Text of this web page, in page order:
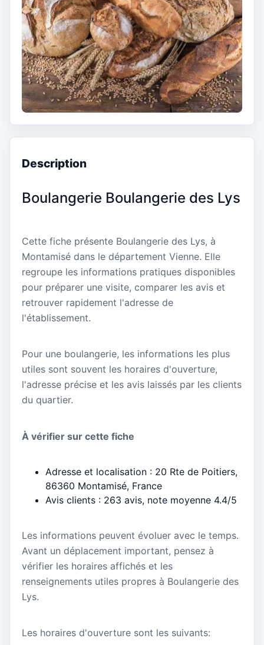
Description
Boulangerie Boulangerie des Lys
Cette fiche présente Boulangerie des Lys, à
Montamisé dans le département Vienne. Elle
regroupe les informations pratiques disponibles
pour préparer une visite, comparer les avis et
retrouver rapidement l'adresse de
l'établissement.
Pour une boulangerie, les informations les plus
utiles sont souvent les horaires d'ouverture,
l'adresse précise et les avis laissés par les clients
du quartier.
À vérifier sur cette fiche
Adresse et localisation : 20 Rte de Poitiers,
86360 Montamisé, France
Avis clients : 263 avis, note moyenne 4.4/5
Les informations peuvent évoluer avec le temps.
Avant un déplacement important, pensez à
vérifier les horaires affichés et les
renseignements utiles propres à Boulangerie des
Lys.
Les horaires d'ouverture sont les suivants: